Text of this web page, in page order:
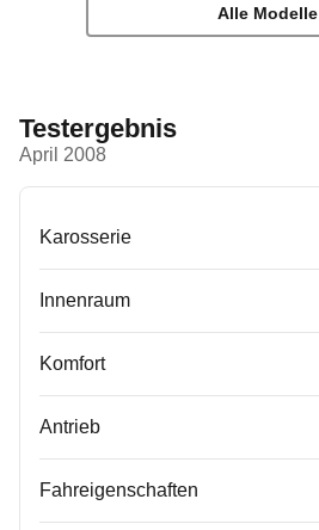
Alle Modelle
Testergebnis
April 2008
Karosserie
Innenraum
Komfort
Antrieb
Fahreigenschaften